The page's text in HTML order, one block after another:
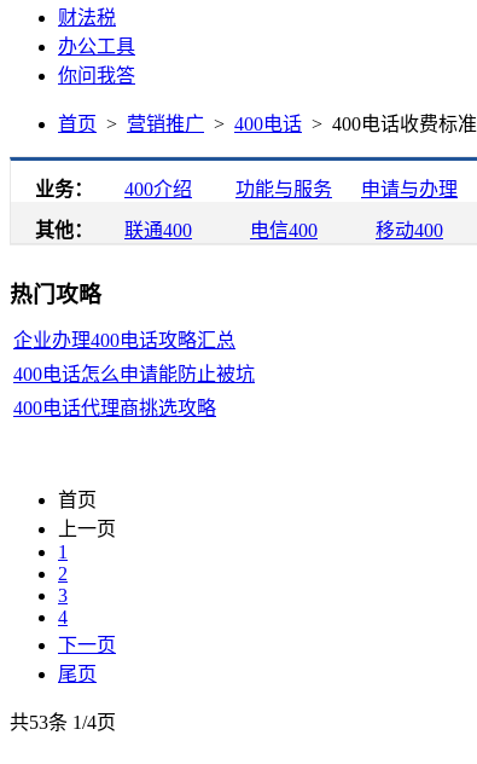
财法税
办公工具
你问我答
首页 > 营销推广 > 400电话 > 400电话收费标准
业务： 400介绍 功能与服务 申请与办理
其他：
联通400 电信400 移动400
热门攻略
企业办理400电话攻略汇总
400电话怎么申请能防止被坑
400电话代理商挑选攻略
首页
上一页
1
2
3
4
下一页
尾页
共53条 1/4页